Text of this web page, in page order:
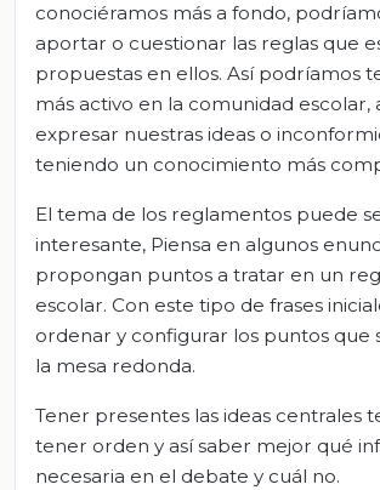
conociéramos más a fondo,
aportar o cuestionar las reglas que
propuestas en ellos. Así podríamos
más activo en la comunidad escolar,
expresar nuestras ideas o
teniendo un conocimiento más
El tema de los reglamentos puede
interesante, Piensa en algunos
propongan puntos a tratar en un
escolar. Con este tipo de frases
ordenar y configurar los puntos que
la mesa redonda.
Tener presentes las ideas centrales
tener orden y así saber mejor qué
necesaria en el debate y cuál no.